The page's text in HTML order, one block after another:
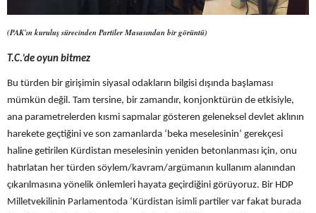
(PAK'ın kuruluş sürecinden Partiler Masasından bir görüntü)
T.C.’de oyun bitmez
Bu türden bir girişimin siyasal odakların bilgisi dışında başlaması
mümkün değil. Tam tersine, bir zamandır, konjonktürün de etkisiyle,
ana parametrelerden kısmi sapmalar gösteren geleneksel devlet aklının
harekete geçtiğini ve son zamanlarda ‘beka meselesinin’ gerekçesi
haline getirilen Kürdistan meselesinin yeniden betonlanması için, onu
hatırlatan her türden söylem/kavram/argümanın kullanım alanından
çıkarılmasına yönelik önlemleri hayata geçirdiğini görüyoruz. Bir HDP
Milletvekilinin Parlamentoda ‘Kürdistan isimli partiler var fakat burada